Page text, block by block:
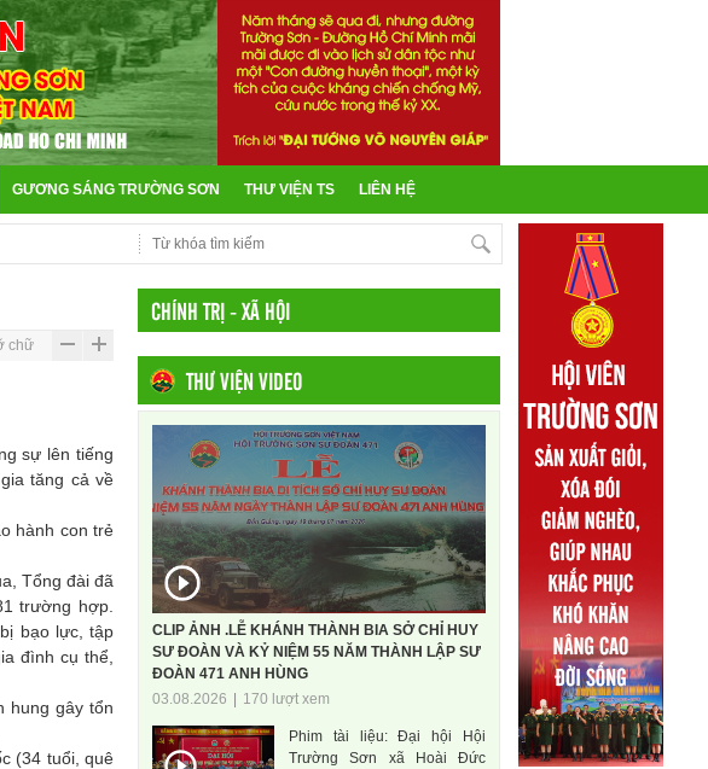
GƯƠNG SÁNG TRƯỜNG SƠN THƯ VIỆN TS LIÊN HỆ
chữ
sự lên tiếng
tăng cả về
hành con trẻ
Tổng đài đã
trường hợp.
bạo lực, tập
đình cụ thể,
gây tổn
(34 tuổi, quê
CHÍNH TRỊ - XÃ HỘI
THƯ VIỆN VIDEO
CLIP ẢNH .LỄ KHÁNH THÀNH BIA SỞ CHỈ HUY
SƯ ĐOÀN VÀ KỶ NIỆM 55 NĂM THÀNH LẬP SƯ
ĐOÀN 471 ANH HÙNG
03.08.2026
170 lượt xem
Phim tài liệu: Đại hội Hội
Trường Sơn xã Hoài Đức